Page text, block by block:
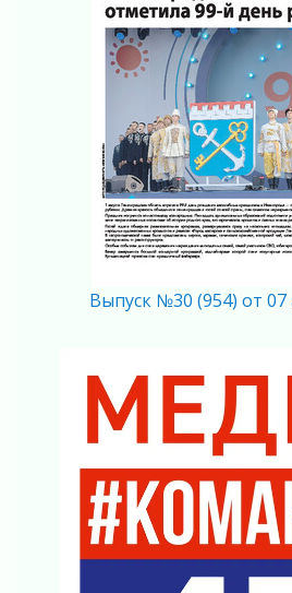
Ленобласть повышает
труда в ЖКХ
03 августа 2026
Поддержка волонтерских
03 августа 2026
Ладожский мост полностью
03 августа 2026
Музеи Ленобласти
03 августа 2026
03 августа 2026
03 августа 2026
За сутки в Ленинградской
ликвидировали 10 пожаров
Клюква наливается, но в
просится
03 августа 2026
Строительные компании
подняли зарплаты почти на
Выпуск №30 (954) от 07